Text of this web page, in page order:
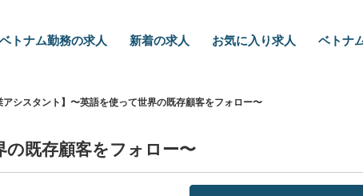
ベトナム勤務の求人 新着の求人 お気に入り求人 ベトナ
アシスタント】〜英語を使って世界の既存顧客をフォロー〜
の既存顧客をフォロー〜